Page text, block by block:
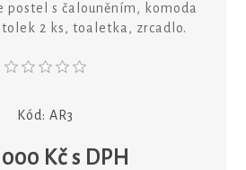
postel s čalouněním, komoda
2 ks, toaletka, zrcadlo.
Kód: AR3
Kč s DPH